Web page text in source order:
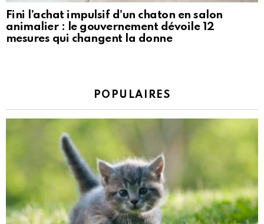
Fini l’achat impulsif d’un chaton en salon
animalier : le gouvernement dévoile 12
mesures qui changent la donne
POPULAIRES